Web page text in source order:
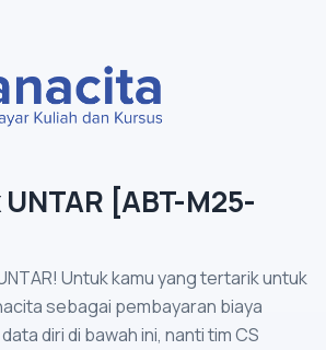
[ABT-M25-
Untuk kamu yang tertarik untuk
sebagai pembayaran biaya
diri di bawah ini, nanti tim CS